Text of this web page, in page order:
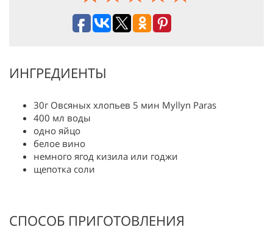
ИНГРЕДИЕНТЫ
30г Овсяных хлопьев 5 мин Myllyn Paras
400 мл воды
одно яйцо
белое вино
немного ягод кизила или годжи
щепотка соли
СПОСОБ ПРИГОТОВЛЕНИЯ